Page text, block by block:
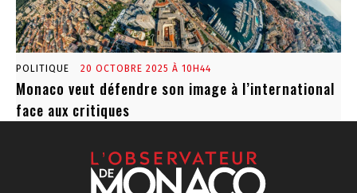
POLITIQUE 20 OCTOBRE 2025 À 10H44
Monaco veut défendre son image à l’international
face aux critiques